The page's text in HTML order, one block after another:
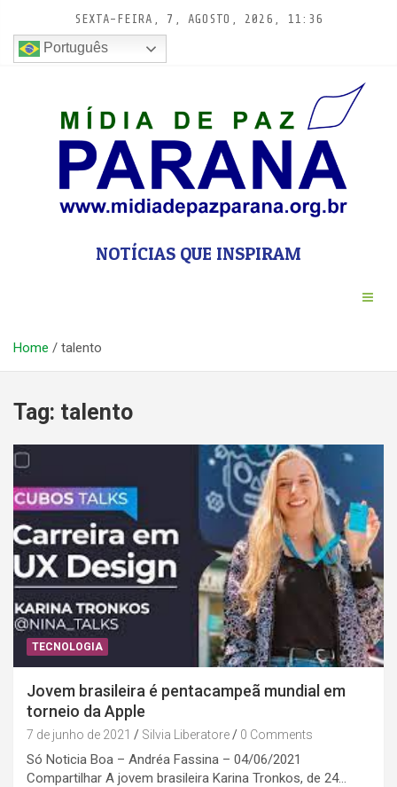
conteúdo
SEXTA-FEIRA, 7, AGOSTO, 2026, 11:36
Português
NOTÍCIAS QUE INSPIRAM
Home talento
Tag: talento
TECNOLOGIA
Jovem brasileira é pentacampeã mundial em
torneio da Apple
7 de junho de 2021 Silvia Liberatore 0 Comments
Só Noticia Boa – Andréa Fassina – 04/06/2021
Compartilhar A jovem brasileira Karina Tronkos, de 24…